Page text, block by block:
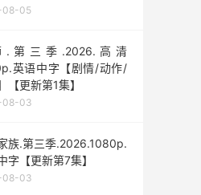
08-05
.第三季.2026.高清
英语中字【剧情/动作/
【更新第1集】
08-03
族.第三季.2026.1080p.
字【更新第7集】
08-03